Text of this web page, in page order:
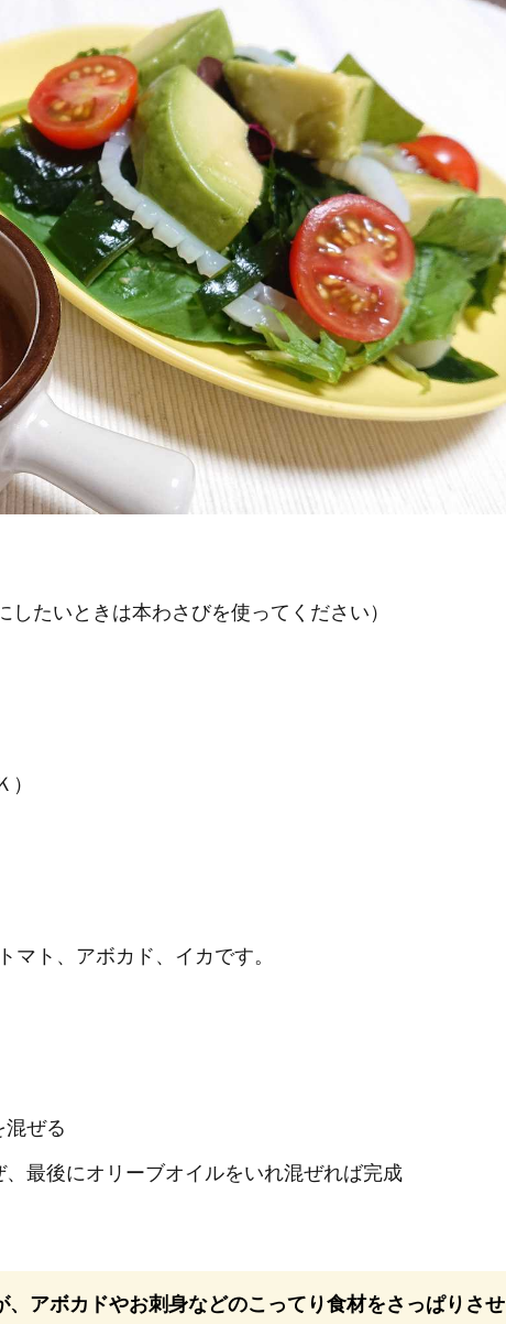
たいときは本わさびを使ってください）
マト、アボカド、イカです。
ぜる
最後にオリーブオイルをいれ混ぜれば完成
アボカドやお刺身などのこってり食材をさっぱりさせ